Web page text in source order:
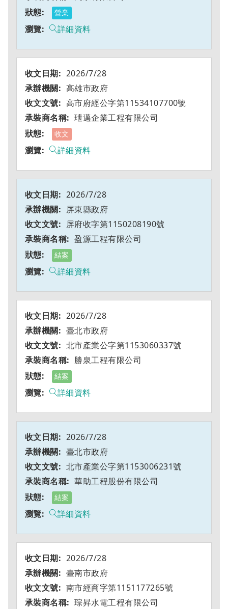
營業
詳細資料
2026/7/28
高雄市政府
高市府經公字第11534107700號
玴邁企業工程有限公司
收文
詳細資料
2026/7/28
屏東縣政府
屏府收字第1150208190號
盈源工程有限公司
結案
詳細資料
2026/7/28
臺北市政府
北市產業公字第1153060337號
勝泉工程有限公司
結案
詳細資料
2026/7/28
臺北市政府
北市產業公字第1153006231號
華助工程股份有限公司
結案
詳細資料
2026/7/28
臺南市政府
南市經商字第1151177265號
琮昇水電工程有限公司